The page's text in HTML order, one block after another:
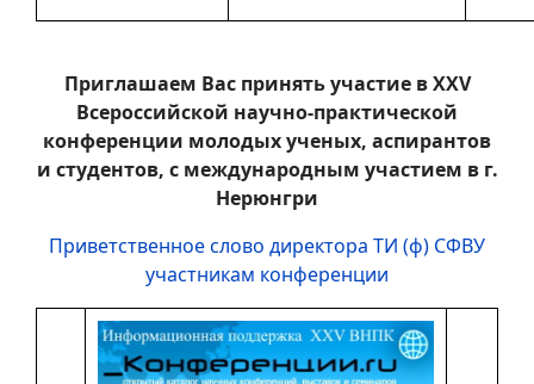
Приглашаем Вас принять участие в XXV
Всероссийской научно-практической
конференции молодых ученых, аспирантов
и студентов, с международным участием в г.
Нерюнгри
Приветственное слово директора ТИ (ф) СФВУ
участникам конференции